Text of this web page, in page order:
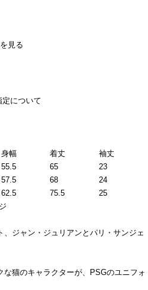
見る
について
身幅 着丈
袖丈
55.5 65
23
57.5 68
24
62.5 75.5
25
、ジャン・ジュリアンとパリ・サンジェ
猫のキャラクターが、PSGのユニフォ